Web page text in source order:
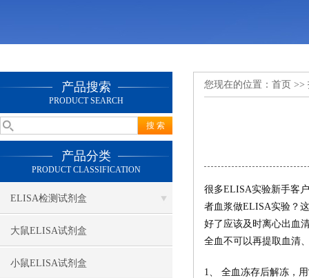
产品搜索
PRODUCT SEARCH
产品分类
PRODUCT CLASSIFICATION
ELISA检测试剂盒
大鼠ELISA试剂盒
小鼠ELISA试剂盒
您现在的位置： 首页 >>
很多ELISA实验新手客
者血浆做ELISA实验？
好了应该及时离心出血
全血不可以再提取血清
1、 全血冻存后解冻，